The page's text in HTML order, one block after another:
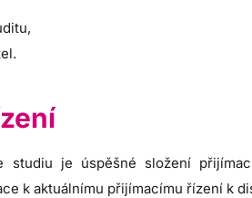
studiu je úspěšné složení
k aktuálnímu přijímacímu řízení k